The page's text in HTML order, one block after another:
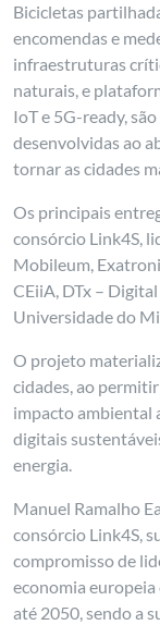
Bicicletas
encomendas e
infraestruturas
naturais, e
IoT e 5G-ready,
desenvolvidas ao
tornar as cidades
Os principais
consórcio Link4S,
Mobileum,
CEiiA, DTx –
Universidade do
O projeto
cidades, ao
impacto ambiental
digitais
energia.
Manuel Ramalho
consórcio Link4S,
compromisso de
economia
até 2050, sendo a